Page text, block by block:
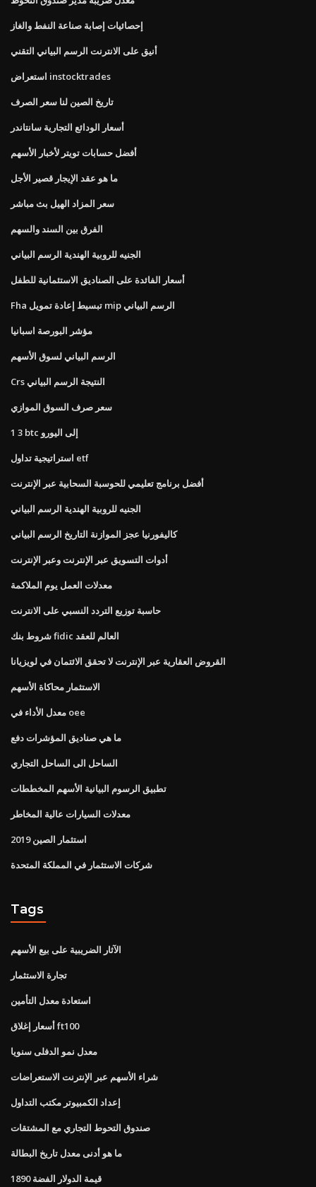
إحصائيات إصابة صناعة النفط والغاز
أنيق على الانترنت الرسم البياني التقني
استعراض instocktrades
تاريخ الصين لنا سعر الصرف
أسعار الودائع التجارية سانتاندر
أفضل حسابات تويتر لأخبار الأسهم
ما هو عقد الإيجار قصير الأجل
سعر المزاد الهيل بث مباشر
الفرق بين السند والسهم
الجنيه للروبية الهندية الرسم البياني
أسعار الفائدة على الصناديق الاستئمانية للطفل
Fha تبسيط إعادة تمويل mip الرسم البياني
مؤشر البورصة اسبانيا
الرسم البياني لسوق الأسهم
Crs النتيجة الرسم البياني
سعر صرف السوق الموازي
1 3 btc إلى اليورو
استراتيجية تداول etf
أفضل برنامج تعليمي للحوسبة السحابية عبر الإنترنت
الجنيه للروبية الهندية الرسم البياني
كاليفورنيا عجز الموازنة التاريخ الرسم البياني
أدوات التسويق عبر الإنترنت وعبر الإنترنت
معدلات العمل يوم الملاكمة
حاسبة توزيع التردد النسبي على الانترنت
شروط بنك fidic العالم للعقد
القروض العقارية عبر الإنترنت لا تحقق الائتمان في لويزيانا
الاستثمار محاكاة الأسهم
معدل الأداء في oee
ما هي صناديق المؤشرات دفع
الساحل الى الساحل التجاري
تطبيق الرسوم البيانية الأسهم المخططات
معدلات السيارات عالية المخاطر
استثمار الصين 2019
شركات الاستثمار في المملكة المتحدة
Tags
الآثار الضريبية على بيع الأسهم
تجارة الاستثمار
استعادة معدل التأمين
أسعار إغلاق ft100
معدل نمو الدفلى سنويا
شراء الأسهم عبر الإنترنت الاستعراضات
إعداد الكمبيوتر مكتب التداول
صندوق التحوط التجاري مع المشتقات
ما هو أدنى معدل تاريخ البطالة
قيمة الدولار الفضة 1890